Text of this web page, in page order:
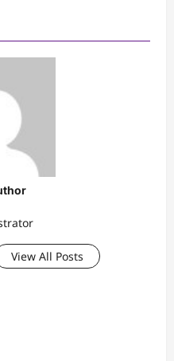
View All Posts